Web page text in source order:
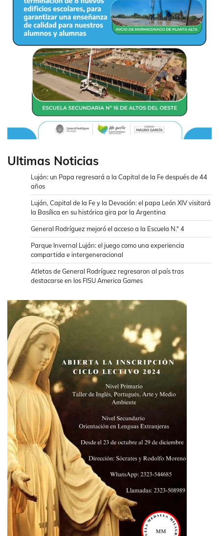
Ultimas Noticias
Luján: un Papa regresará a la Capital de la Fe después de 44
años
Luján, Capital de la Fe y la Devoción: el papa León XIV visitará
la Basílica en su histórica gira por la Argentina
General Rodríguez mejoró el acceso a la Escuela N.° 4
Parque Invernal Luján: el juego como una experiencia
compartida e intergeneracional
Atletas de General Rodríguez regresaron al país tras
destacarse en los FISU America Games